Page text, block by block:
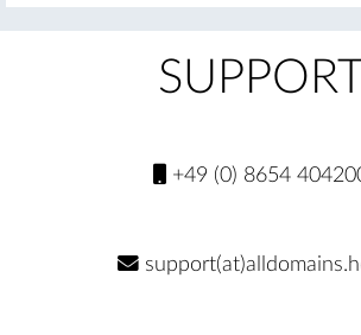
+49 (0) 8654